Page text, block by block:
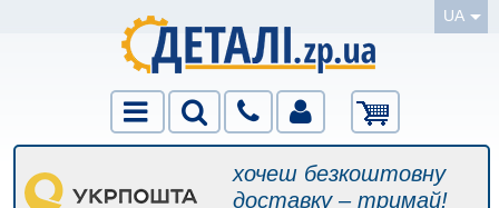
UA
хочеш безкоштовну
доставку – тримай!